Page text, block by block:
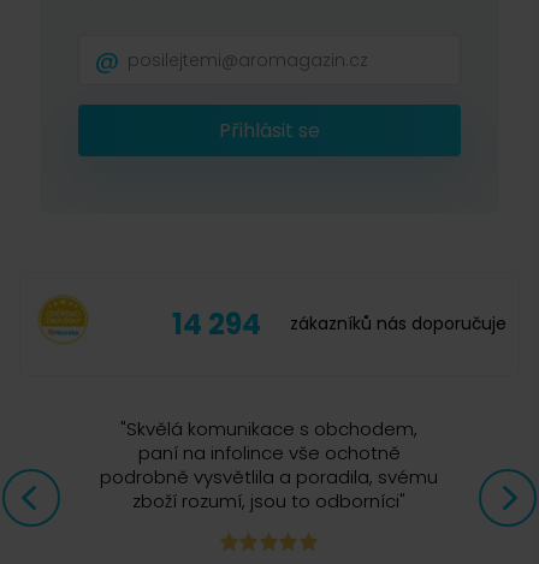
Přihlásit se
14 294 zákazníků nás doporučuje
"Skvělá komunikace s obchodem,
paní na infolince vše ochotně
podrobně vysvětlila a poradila, svému
zboží rozumí, jsou to odborníci"